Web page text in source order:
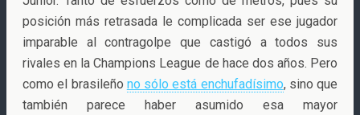
posición más retrasada le complicada ser ese jugador
imparable al contragolpe que castigó a todos sus
rivales en la Champions League de hace dos años. Pero
como el brasileño no sólo está enchufadísimo, sino que
también parece haber asumido esa mayor